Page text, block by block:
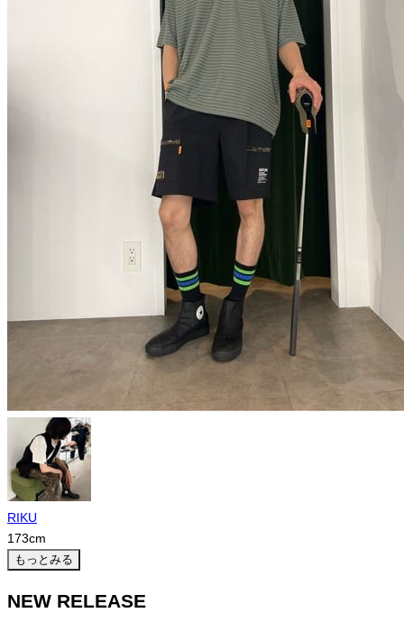
RIKU
173cm
もっとみる
NEW RELEASE